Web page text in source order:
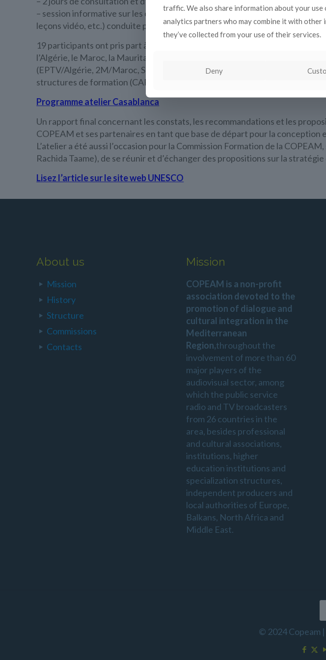
– session informative sur les outils et les opportunités de l’e-learning
leçons vidéo, etc.) conduite par 2 experts issus de Uninettuno et AFPA.
19 participants ont pris part à l’atelier, parmi lesquels Mme Ito Misako
l’Algérie, le Maroc, la Mauritanie et la Tunisie), les représentants des
(EPTV/Algérie, 2M/Maroc, SNRT/Maroc, PCB/Autorité Palestinienne,
structures de formation (CAPJC/Tunisie, CFI/France, INA/France,
Programme atelier Casablanca
Un rapport final concernant les constats, les recommandations et les
COPEAM et ses partenaires en tant que base de départ pour la
L’atelier a été aussi l’occasion pour la Commission Formation de la
Rachida Taame), de se réunir et d’échanger des propositions sur la
Lisez l’article sur le site webUNESCO
About us
Mission
History
Structure
Commissions
Contacts
Mission
COPEAM is a non-profit
association devoted to the
promotion of dialogue and
cultural integration in the
Mediterranean
Region,throughout the
involvement of more than 60
major players of the
audiovisual sector, among
which the public service
radio and TV broadcasters
from 26 countries in the
area, besides professional
and cultural associations,
institutions, higher
education institutions and
specialization structures,
independent producers and
local authorities of Europe,
Balkans, North Africa and
Middle East.
© 2024 Copeam
traffic. We also share information about your
analytics partners who may combine it with
they’ve collected from your use of their services.
Deny